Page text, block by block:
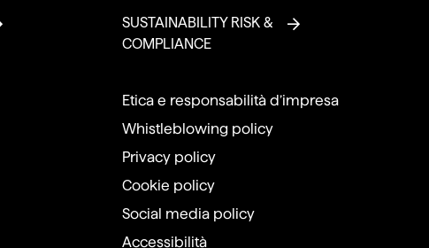
SUSTAINABILITY RISK &
COMPLIANCE
Etica e responsabilità d’impresa
Whistleblowing policy
Privacy policy
Cookie policy
Social media policy
Accessibilità